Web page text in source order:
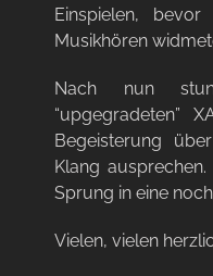
Einspielen,
Musikhören
Nach nun
“upgegradeten”
Begeisterung
Klang
Sprung in eine
Vielen, vielen